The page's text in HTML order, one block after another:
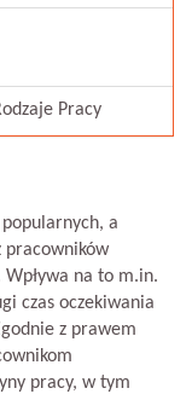
Pracy
a
pracowników
na to m.in.
czas oczekiwania
z prawem
pracy, w tym